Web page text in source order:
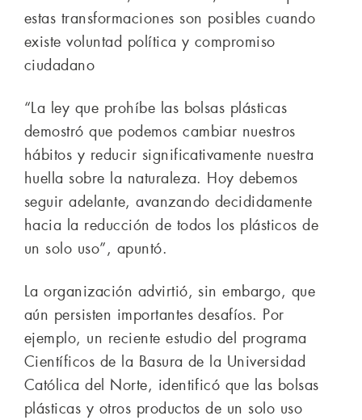
estas transformaciones son posibles cuando
existe voluntad política y compromiso
ciudadano
“La ley que prohíbe las bolsas plásticas
demostró que podemos cambiar nuestros
hábitos y reducir significativamente nuestra
huella sobre la naturaleza. Hoy debemos
seguir adelante, avanzando decididamente
hacia la reducción de todos los plásticos de
un solo uso”, apuntó.
La organización advirtió, sin embargo, que
aún persisten importantes desafíos. Por
ejemplo, un reciente estudio del programa
Científicos de la Basura de la Universidad
Católica del Norte, identificó que las bolsas
plásticas y otros productos de un solo uso